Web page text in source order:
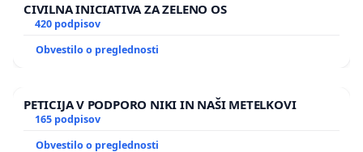
CIVILNA INICIATIVA ZA ZELENO OS
420 podpisov
Obvestilo o preglednosti
PETICIJA V PODPORO NIKI IN NAŠI METELKOVI
165 podpisov
Obvestilo o preglednosti